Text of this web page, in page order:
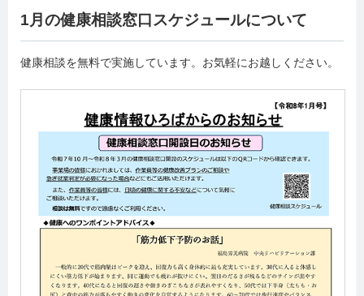
1月の健康相談窓口スケジュールについて
健康相談を無料で実施しています。お気軽にお越しください。